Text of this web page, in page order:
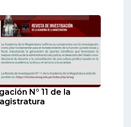
N° 11 de la